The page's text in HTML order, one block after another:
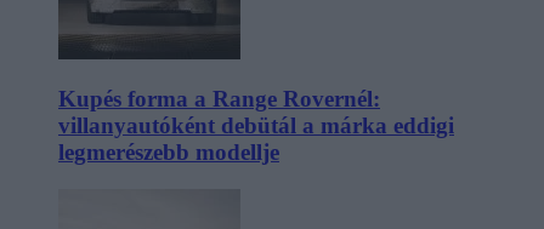
Kupés forma a Range Rovernél:
villanyautóként debütál a márka eddigi
legmerészebb modellje